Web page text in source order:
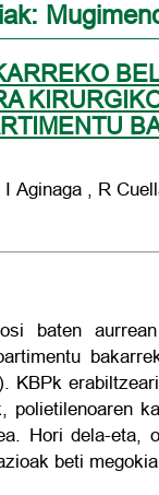
Aginaga , R
baten
KBPk
polietilenoaren
Hori dela-eta,
beti